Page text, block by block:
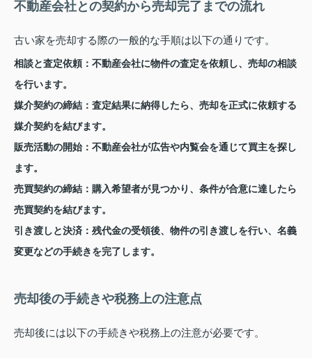
不動産会社との契約から売却完了までの流れ
古い家を売却する際の一般的な手順は以下の通りです。
相談と査定依頼 ：不動産会社に物件の査定を依頼し、売却の相談
を行います。
媒介契約の締結 ：査定結果に納得したら、売却を正式に依頼する
媒介契約を結びます。
販売活動の開始 ：不動産会社が広告や内覧会を通じて買主を探し
ます。
売買契約の締結 ：購入希望者が見つかり、条件が合意に達したら
売買契約を結びます。
引き渡しと決済 ：残代金の受領後、物件の引き渡しを行い、名義
変更などの手続きを完了します。
売却後の手続きや税務上の注意点
売却後には以下の手続きや税務上の注意が必要です。